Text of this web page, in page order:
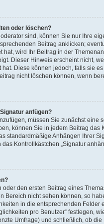
oder löschen?
sind, können Sie nur Ihre
Beitrag anklicken;
hat, wird Ihr Beitrag in der
Dieser Hinweis erscheint nicht,
Diese können jedoch, falls sie
nicht löschen können, wenn
anfügen?
müssen Sie zunächst
können Sie in jedem Beitrag
standardmäßige Anhängen Ihrer
Kontrollkästchen „Signatur
den ersten Beitrag eines
Bereich nicht sehen können, so
in die entsprechenden
pro Benutzer“ festlegen,
Umfrage) und schließlich, ob